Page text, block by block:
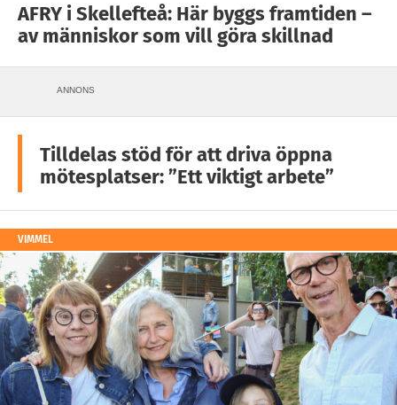
AFRY i Skellefteå: Här byggs framtiden –
av människor som vill göra skillnad
ANNONS
Tilldelas stöd för att driva öppna
mötesplatser: ”Ett viktigt arbete”
VIMMEL